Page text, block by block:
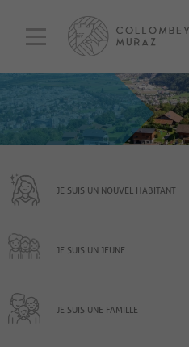
JE SUIS UN NOUVEL HABITANT
JE SUIS UN JEUNE
JE SUIS UNE FAMILLE